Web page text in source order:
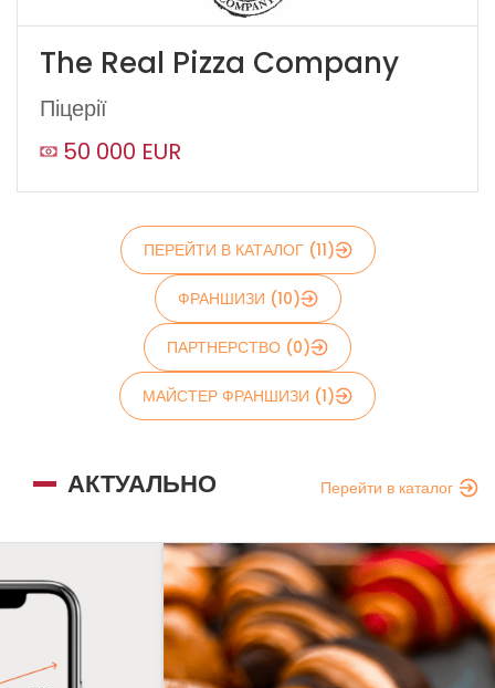
Надіслати
The Real Pizza Company
Піцерії
50 000 EUR
ПЕРЕЙТИ В КАТАЛОГ (11)
ФРАНШИЗИ (10)
ПАРТНЕРСТВО (0)
МАЙСТЕР ФРАНШИЗИ (1)
АКТУАЛЬНО Перейти в каталог